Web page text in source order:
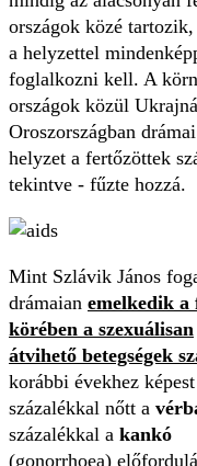
országok közé tartozik,
a helyzettel
foglalkozni kell. A
országok közül
Oroszországban
helyzet a fertőzöttek
tekintve - fűzte hozzá.
Mint Szlávik János
drámaian emelkedik a
körében a szexuálisan
átvihető betegségek
korábbi évekhez
százalékkal nőtt a
százalékkal a kankó
(gonorrhoea)